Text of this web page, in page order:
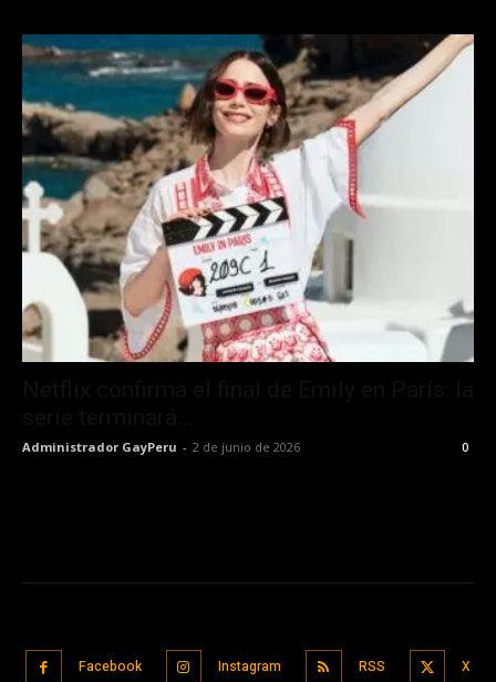
Administrador GayPeru - 2 de junio de 2026 0
Facebook Instagram RSS X